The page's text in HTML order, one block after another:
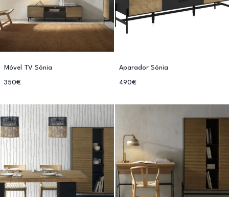
Móvel TV Sónia
350€
Aparador Sónia
490€